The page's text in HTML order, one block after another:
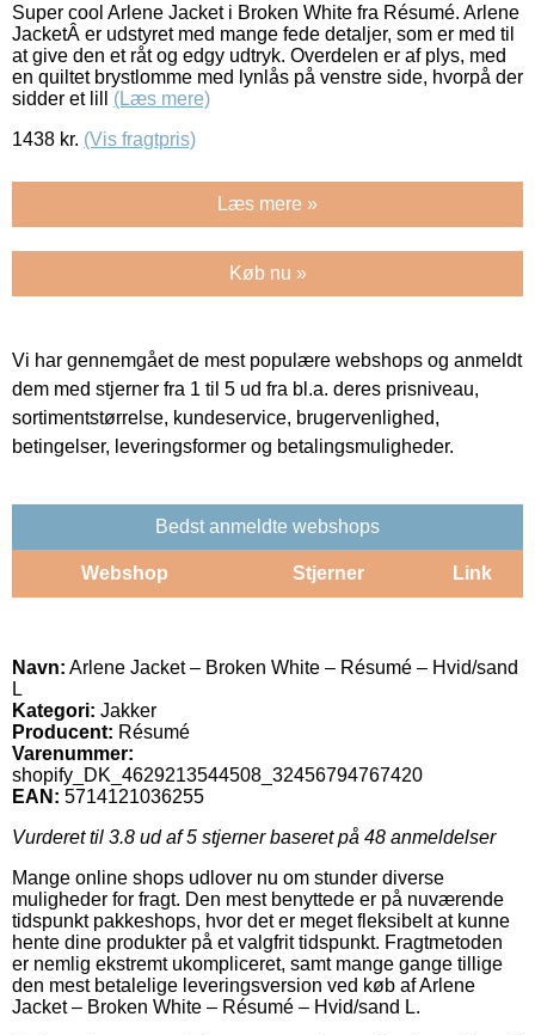
Super cool Arlene Jacket i Broken White fra Résumé. Arlene
JacketÂ er udstyret med mange fede detaljer, som er med til
at give den et råt og edgy udtryk. Overdelen er af plys, med
en quiltet brystlomme med lynlås på venstre side, hvorpå der
sidder et lill (Læs mere)
1438 kr. (Vis fragtpris)
Læs mere »
Køb nu »
Vi har gennemgået de mest populære webshops og anmeldt
dem med stjerner fra 1 til 5 ud fra bl.a. deres prisniveau,
sortimentstørrelse, kundeservice, brugervenlighed,
betingelser, leveringsformer og betalingsmuligheder.
Bedst anmeldte webshops
Webshop Stjerner Link
Navn: Arlene Jacket – Broken White – Résumé – Hvid/sand
L
Kategori: Jakker
Producent: Résumé
Varenummer:
shopify_DK_4629213544508_32456794767420
EAN: 5714121036255
Vurderet til 3.8 ud af 5 stjerner baseret på 48 anmeldelser
Mange online shops udlover nu om stunder diverse
muligheder for fragt. Den mest benyttede er på nuværende
tidspunkt pakkeshops, hvor det er meget fleksibelt at kunne
hente dine produkter på et valgfrit tidspunkt. Fragtmetoden
er nemlig ekstremt ukompliceret, samt mange gange tillige
den mest betalelige leveringsversion ved køb af Arlene
Jacket – Broken White – Résumé – Hvid/sand L.